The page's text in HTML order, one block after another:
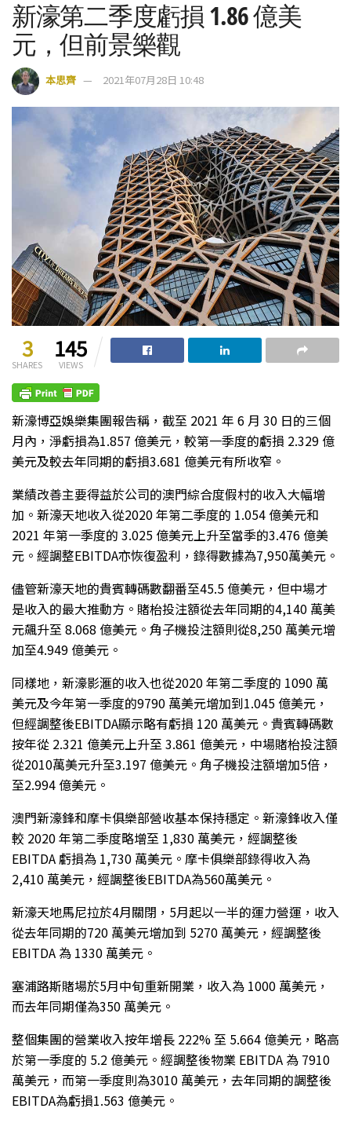
新濠第二季度虧損 1.86 億美
元，但前景樂觀
本思齊 2021年07月28日 10:48
3
SHARES
145
VIEWS
新濠博亞娛樂集團報告稱，截至 2021 年 6 月 30 日的三個
月內，淨虧損為1.857 億美元，較第一季度的虧損 2.329 億
美元及較去年同期的虧損3.681 億美元有所收窄。
業績改善主要得益於公司的澳門綜合度假村的收入大幅增
加。新濠天地收入從2020 年第二季度的 1.054 億美元和
2021 年第一季度的 3.025 億美元上升至當季的3.476 億美
元。經調整EBITDA亦恢復盈利，錄得數據為7,950萬美元。
儘管新濠天地的貴賓轉碼數翻番至45.5 億美元，但中場才
是收入的最大推動方。賭枱投注額從去年同期的4,140 萬美
元飆升至 8.068 億美元。角子機投注額則從8,250 萬美元增
加至4.949 億美元。
同樣地，新濠影滙的收入也從2020 年第二季度的 1090 萬
美元及今年第一季度的9790 萬美元增加到1.045 億美元，
但經調整後EBITDA顯示略有虧損 120 萬美元。貴賓轉碼數
按年從 2.321 億美元上升至 3.861 億美元，中場賭枱投注額
從2010萬美元升至3.197 億美元。角子機投注額增加5倍，
至2.994 億美元。
澳門新濠鋒和摩卡俱樂部營收基本保持穩定。新濠鋒收入僅
較 2020 年第二季度略增至 1,830 萬美元，經調整後
EBITDA 虧損為 1,730 萬美元。摩卡俱樂部錄得收入為
2,410 萬美元，經調整後EBITDA為560萬美元。
新濠天地馬尼拉於4月關閉，5月起以一半的運力營運，收入
從去年同期的720 萬美元增加到 5270 萬美元，經調整後
EBITDA 為 1330 萬美元。
塞浦路斯賭場於5月中旬重新開業，收入為 1000 萬美元，
而去年同期僅為350 萬美元。
整個集團的營業收入按年增長 222% 至 5.664 億美元，略高
於第一季度的 5.2 億美元。經調整後物業 EBITDA 為 7910
萬美元，而第一季度則為3010 萬美元，去年同期的調整後
EBITDA為虧損1.563 億美元。